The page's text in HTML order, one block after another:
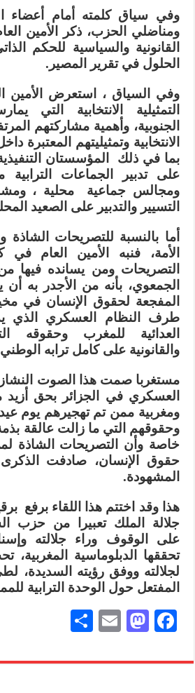
وفي سياق كلمته أمام أعضاء
ومناضلي الحزب، ذكر الأمين
القانونية والسياسية للحكم
الحلول في تقرير المصير.
وفي السياق ، استعرض الأمين
التمثيلية الانتخابية التي
الجنوبية، وأهمية مشاركتهم
الانتخابية وتمثيليتهم المعتبرة
بما في ذلك المؤسستان
على تدبير الجماعات
ومجالس جماعية محلية ،
التسيير والتدبير على الصعيد
أما بالنسبة للتصريحات
الأمة، فنبه الأمين العام
التصريحات ومن يسانده فيها
الجمعوي، بأنه من الأجدر به أن
المفجعة لحقوق الإنسان في
طرف النظام العسكري الذي
العدائية للمغرب وحقوقه
والقانونية على كامل ترابه
مستغربا صمت هذا الصوت
ومغربية ممن تم تهجيرهم يوم
وحقوقهم التي ما زالت عالقة
خاصة وأن التصريحات الشاذة
المشهودة.
هذا وقد اختتم هذا اللقاء برفع
جلالة الملك تعبيرا من حزب
على الوقوف وراء جلالته
تحققها الدبلوماسية المغربية،
لجلالته ووفق رؤيته السديدة،
المفتعل حول الوحدة الترابية
Fa
bo
M
to
E
ail
re